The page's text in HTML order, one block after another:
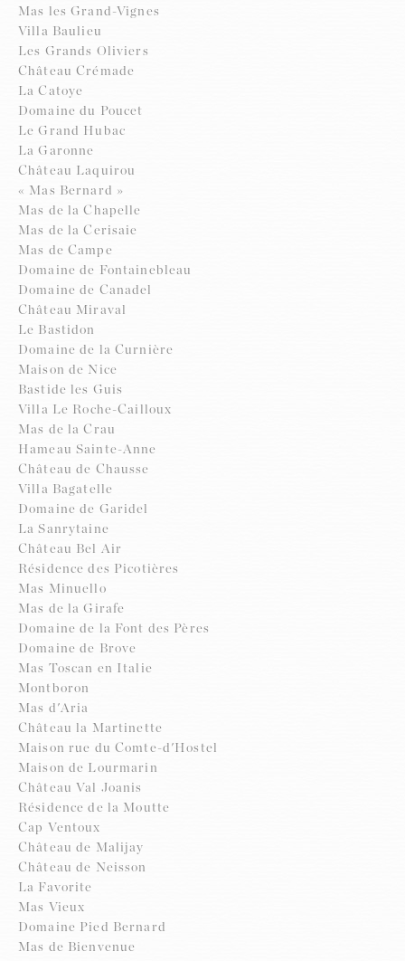
Mas les Grand-Vignes
Villa Baulieu
Les Grands Oliviers
Château Crémade
La Catoye
Domaine du Poucet
Le Grand Hubac
La Garonne
Château Laquirou
« Mas Bernard »
Mas de la Chapelle
Mas de la Cerisaie
Mas de Campe
Domaine de Fontainebleau
Domaine de Canadel
Château Miraval
Le Bastidon
Domaine de la Curnière
Maison de Nice
Bastide les Guis
Villa Le Roche-Cailloux
Mas de la Crau
Hameau Sainte-Anne
Château de Chausse
Villa Bagatelle
Domaine de Garidel
La Sanrytaine
Château Bel Air
Résidence des Picotières
Mas Minuello
Mas de la Girafe
Domaine de la Font des Pères
Domaine de Brove
Mas Toscan en Italie
Montboron
Mas d'Aria
Château la Martinette
Maison rue du Comte-d'Hostel
Maison de Lourmarin
Château Val Joanis
Résidence de la Moutte
Cap Ventoux
Château de Malijay
Château de Neisson
La Favorite
Mas Vieux
Domaine Pied Bernard
Mas de Bienvenue